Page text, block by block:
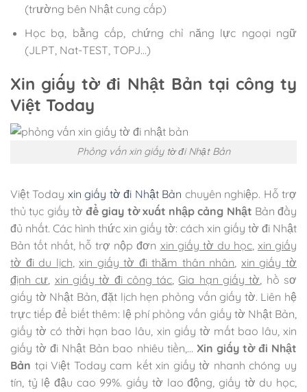
(trường bên Nhật cung cấp)
Học bạ, bằng cấp, chứng chỉ năng lực ngoại ngữ
(JLPT, Nat-TEST, TOPJ…)
Xin giấy tờ đi Nhật Bản tại công ty
Việt Today
Phỏng vấn xin giấy tờ đi Nhật Bản
Việt Today xin giấy tờ đi Nhật Bản chuyên nghiệp. Hỗ trợ
thủ tục giấy tờ để giay tờ xuất nhập cảng Nhật Bản đầy
đủ nhất. Các hình thức xin giấy tờ: cách xin giấy tờ đi Nhật
Bản tốt nhất, hỗ trợ nộp đơn xin giấy tờ du học, xin giấy
tờ đi du lịch,xin giấy tờ đi thăm thân nhân, xin giấy tờ
định cư, xin giấy tờ đi công tác,Gia hạn giấy tờ, hồ sơ
giấy tờ Nhật Bản, đặt lịch hẹn phỏng vấn giấy tờ. Liên hệ
trực tiếp để biết thêm: lệ phí phỏng vấn giấy tờ Nhật Bản,
giấy tờ có thời hạn bao lâu, xin giấy tờ mất bao lâu, xin
giấy tờ đi Nhật Bản bao nhiêu tiền,… Xin giấy tờ đi Nhật
Bản tại Việt Today cam kết xin giấy tờ nhanh chóng uy
tín, tỷ lệ đậu cao 99%. giấy tờ lao động, giấy tờ du học,